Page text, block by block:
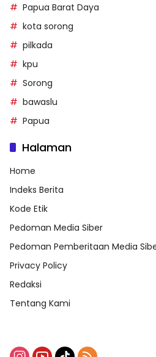
Papua Barat Daya
kota sorong
pilkada
kpu
Sorong
bawaslu
Papua
Halaman
Home
Indeks Berita
Kode Etik
Pedoman Media Siber
Pedoman Pemberitaan Media
Privacy Policy
Redaksi
Tentang Kami